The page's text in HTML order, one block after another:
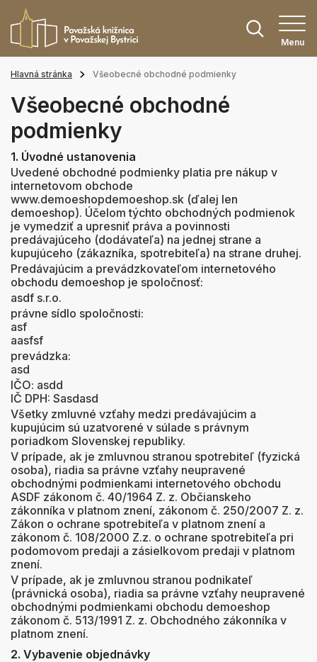
Menu
Hlavná stránka Všeobecné obchodné podmienky
Všeobecné obchodné
podmienky
1. Úvodné ustanovenia
Uvedené obchodné podmienky platia pre nákup v
internetovom obchode
www.demoeshopdemoeshop.sk (ďalej len
demoeshop). Účelom týchto obchodných podmienok
je vymedziť a upresniť práva a povinnosti
predávajúceho (dodávateľa) na jednej strane a
kupujúceho (zákazníka, spotrebiteľa) na strane druhej.
Predávajúcim a prevádzkovateľom internetového
obchodu demoeshop je spoločnosť:
asdf s.r.o.
právne sídlo spoločnosti:
asf
aasfsf
prevádzka:
asd
IČO: asdd
IČ DPH: Sasdasd
Všetky zmluvné vzťahy medzi predávajúcim a
kupujúcim sú uzatvorené v súlade s právnym
poriadkom Slovenskej republiky.
V prípade, ak je zmluvnou stranou spotrebiteľ (fyzická
osoba), riadia sa právne vzťahy neupravené
obchodnými podmienkami internetového obchodu
ASDF zákonom č. 40/1964 Z. z. Občianskeho
zákonníka v platnom znení, zákonom č. 250/2007 Z. z.
Zákon o ochrane spotrebiteľa v platnom znení a
zákonom č. 108/2000 Z.z. o ochrane spotrebiteľa pri
podomovom predaji a zásielkovom predaji v platnom
znení.
V prípade, ak je zmluvnou stranou podnikateľ
(právnická osoba), riadia sa právne vzťahy neupravené
obchodnými podmienkami obchodu demoeshop
zákonom č. 513/1991 Z. z. Obchodného zákonníka v
platnom znení.
2. Vybavenie objednávky